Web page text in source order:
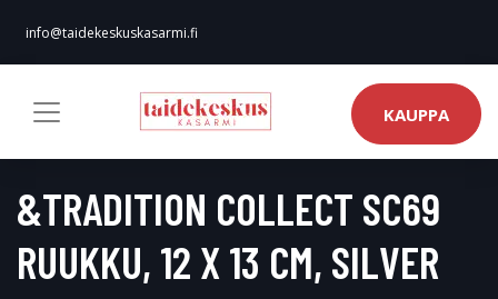
info@taidekeskuskasarmi.fi
KAUPPA
&TRADITION COLLECT SC69
RUUKKU, 12 X 13 CM, SILVER